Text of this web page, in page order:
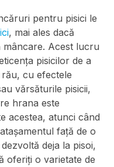
pentru pisici le
, mai ales dacă
mâncare. Acest lucru
pisicilor de a
cu efectele
vărsăturile pisicii,
hrana este
acestea, atunci când
față de o
deja la pisoi,
oferiți o varietate de